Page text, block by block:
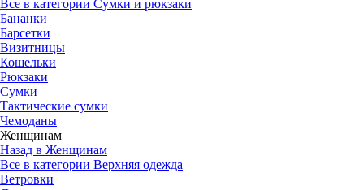
Все в категории Сумки и рюкзаки
Бананки
Барсетки
Визитницы
Кошельки
Рюкзаки
Сумки
Тактические сумки
Чемоданы
Женщинам
Назад в Женщинам
Все в категории Верхняя одежда
Ветровки